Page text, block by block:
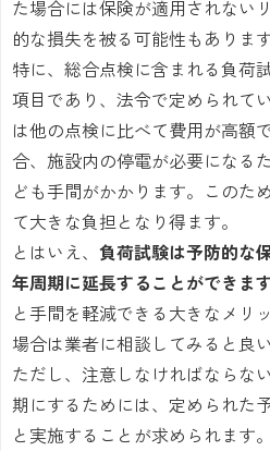
た場合には保険が適用されない
的な損失を被る可能性もあります
特に、総合点検に含まれる負荷
項目であり、法令で定められて
は他の点検に比べて費用が高額
合、施設内の停電が必要になる
ども手間がかかります。このた
て大きな負担となり得ます。
とはいえ、 負荷試験は予防的な
年周期に延長することができます
と手間を軽減できる大きなメリ
場合は業者に相談してみると良
ただし、注意しなければならな
期にするためには、定められた
と実施することが求められます。